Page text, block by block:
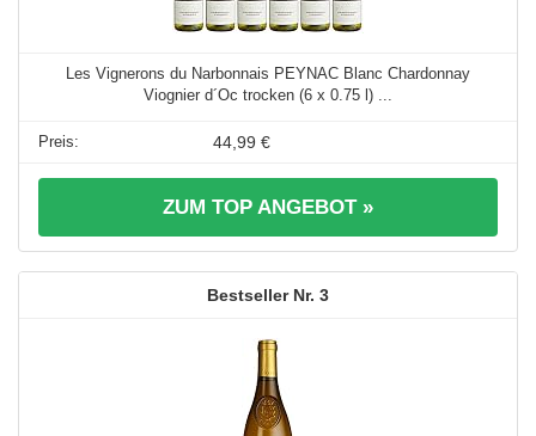
Les Vignerons du Narbonnais PEYNAC Blanc Chardonnay
Viognier d´Oc trocken (6 x 0.75 l) ...
44,99 €
ZUM TOP ANGEBOT »
3